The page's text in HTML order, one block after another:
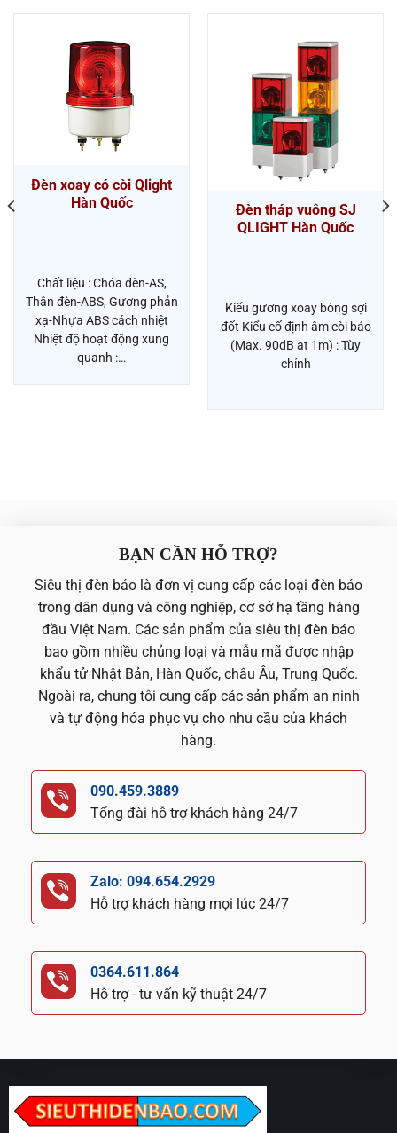
Đèn xoay có còi Qlight
Hàn Quốc
Chất liệu : Chóa đèn-AS,
Thân đèn-ABS, Gương phản
xạ-Nhựa ABS cách nhiệt
Nhiệt độ hoạt động xung
quanh :…
Đèn tháp vuông SJ
QLIGHT Hàn Quốc
Kiểu gương xoay bóng sợi
đốt Kiểu cố định âm còi báo
(Max. 90dB at 1m) : Tùy
chỉnh
BẠN CẦN HỖ TRỢ?
Siêu thị đèn báo là đơn vị cung cấp các loại đèn báo
trong dân dụng và công nghiệp, cơ sở hạ tầng hàng
đầu Việt Nam. Các sản phẩm của siêu thị đèn báo
bao gồm nhiều chủng loại và mẫu mã được nhập
khẩu tử Nhật Bản, Hàn Quốc, châu Âu, Trung Quốc.
Ngoài ra, chung tôi cung cấp các sản phẩm an ninh
và tự động hóa phục vụ cho nhu cầu của khách
hàng.
090.459.3889
Tổng đài hỗ trợ khách hàng 24/7
Zalo: 094.654.2929
Hỗ trợ khách hàng mọi lúc 24/7
0364.611.864
Hỗ trợ - tư vấn kỹ thuật 24/7